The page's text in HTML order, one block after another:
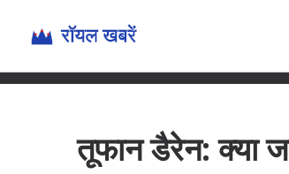
तूफान डैरेन: क्या